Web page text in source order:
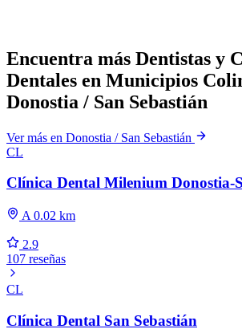
Encuentra más Dentistas y
Dentales en Municipios
Donostia / San Sebastián
Ver más en Donostia / San Sebastián
CL
Clínica Dental Milenium Donostia-
A 0.02 km
2.9
107 reseñas
CL
Clínica Dental San Sebastián